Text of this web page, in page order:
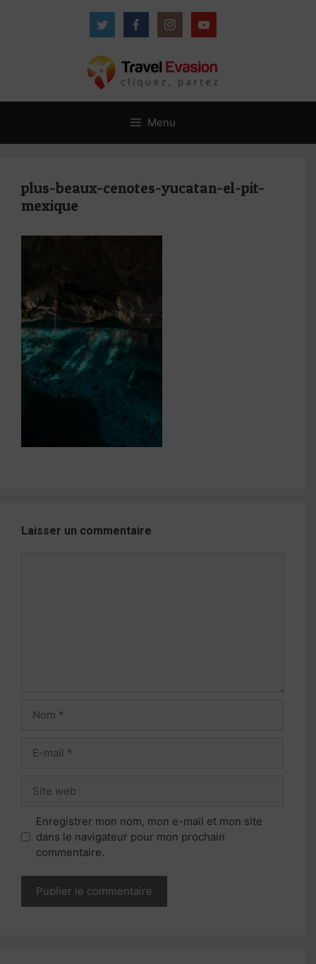
Menu
plus-beaux-cenotes-yucatan-el-pit-
mexique
Laisser un commentaire
mail
web
Enregistrer mon nom, mon e-mail et mon site
dans le navigateur pour mon prochain
commentaire.